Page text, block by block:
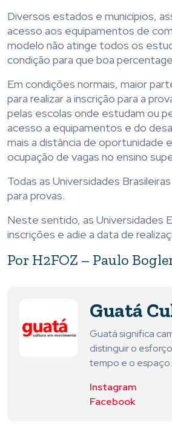
Diversos estados e municípios,
acesso aos equipamentos de
modelo não atinge todos os
condição para que boa
Em condições normais, maior
para realizar a inscrição para a
pelas escolas onde estudam ou
acesso a equipamentos e do
mais a distância de oportunidade
ocupação de vagas no ensino
Todas as Universidades
para provas.
Neste sentido, as Universidades
inscrições e adie a data de
Por H2FOZ – Paulo
Guatá
Guatá significa
distinguir o
tempo e o espaço.
Instagram
Facebook